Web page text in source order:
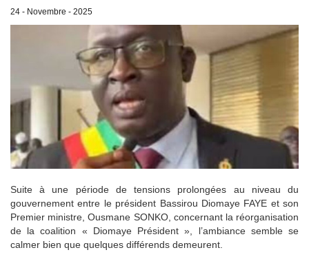
24 - Novembre - 2025
Suite à une période de tensions prolongées au niveau du
gouvernement entre le président Bassirou Diomaye FAYE et son
Premier ministre, Ousmane SONKO, concernant la réorganisation
de la coalition « Diomaye Président », l’ambiance semble se
calmer bien que quelques différends demeurent.